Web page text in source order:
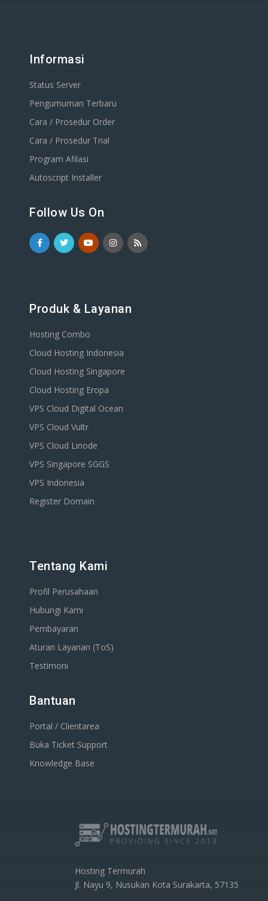
Informasi
Status Server
Pengumuman Terbaru
Cara / Prosedur Order
Cara / Prosedur Trial
Program Afilasi
Autoscript Installer
Follow Us On
Produk & Layanan
Hosting Combo
Cloud Hosting Indonesia
Cloud Hosting Singapore
Cloud Hosting Eropa
VPS Cloud Digital Ocean
VPS Cloud Vultr
VPS Cloud Linode
VPS Singapore SGGS
VPS Indonesia
Register Domain
Tentang Kami
Profil Perusahaan
Hubungi Kami
Pembayaran
Aturan Layanan (ToS)
Testimoni
Bantuan
Portal / Clientarea
Buka Ticket Support
Knowledge Base
Hosting Termurah
Jl. Nayu 9, Nusukan Kota Surakarta, 57135